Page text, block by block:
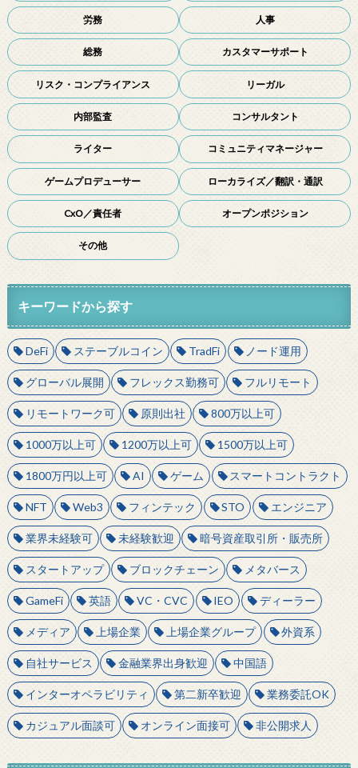
労務 人事
総務 カスタマーサポート
リスク・コンプライアンス リーガル
内部監査 コンサルタント
ライター コミュニティマネージャー
ゲームプロデューサー ローカライズ／翻訳・通訳
CxO／責任者 オープンポジション
その他
キーワードから探す
DeFi ステーブルコイン TradFi ノード運用
グローバル展開 フレックス勤務可 フルリモート
リモートワーク可 原則出社 800万以上可
1000万以上可 1200万以上可 1500万以上可
1800万円以上可 AI ゲーム スマートコントラクト
NFT Web3 フィンテック STO エンジニア
業界未経験可 未経験歓迎 暗号資産取引所・販売所
スタートアップ ブロックチェーン メタバース
GameFi 英語 VC・CVC IEO ディーラー
メディア 上場企業 上場企業グループ 外資系
自社サービス 金融業界出身歓迎 中国語
インターオペラビリティ 第二新卒歓迎 業務委託OK
カジュアル面談可 オンライン面接可 非公開求人